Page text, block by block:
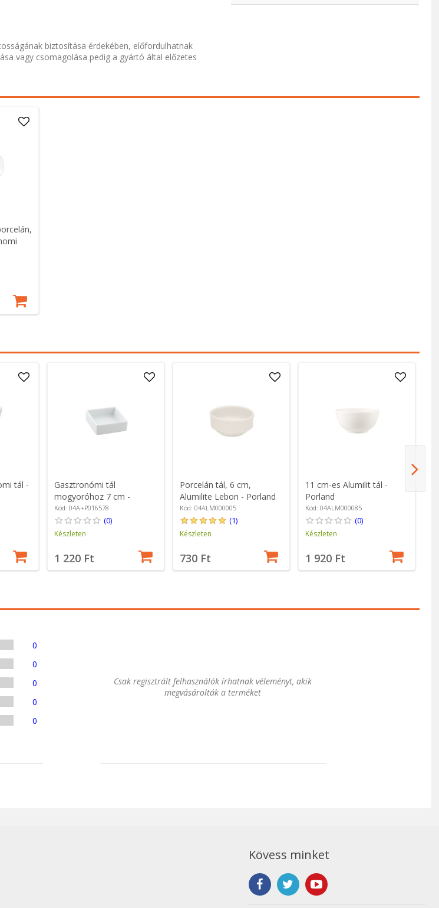
biztosítása érdekében, előfordulhatnak
vagy csomagolása pedig a gyártó által előzetes
tál -
Gasztronómi tál
mogyoróhoz 7 cm -
Porland
Kód: 04A+P016578
(0)
Készleten
1 220 Ft
Porcelán tál, 6 cm,
Alumilite Lebon - Porland
Kód: 04ALM000005
(1)
Készleten
730 Ft
11 cm-es Alumilit tál -
Porland
Kód: 04ALM000085
(0)
Készleten
1 920 Ft
0
0
0
0
0
Csak regisztrált felhasználók írhatnak véleményt, akik
megvásárolták a terméket
Kövess minket